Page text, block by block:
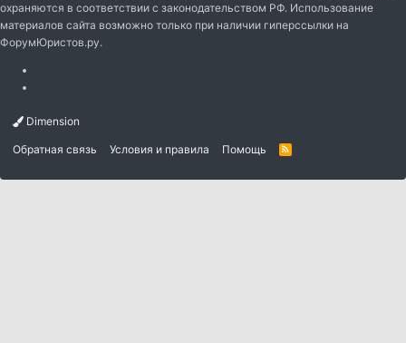
охраняются в соответствии с законодательством РФ. Использование
материалов сайта возможно только при наличии гиперссылки на
ФорумЮристов.ру.
Dimension
Обратная связь Условия и правила Помощь